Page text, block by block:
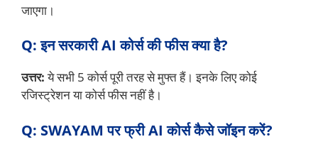
जाएगा।
Q: इन सरकारी AI कोर्स की फीस क्या है?
उत्तर:ये सभी 5 कोर्स पूरी तरह से मुफ्त हैं। इनके लिए कोई
रजिस्ट्रेशन या कोर्स फीस नहीं है।
Q: SWAYAM पर फ्री AI कोर्स कैसे जॉइन करें?